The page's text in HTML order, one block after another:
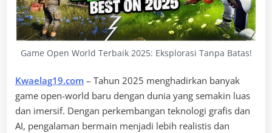
Game Open World Terbaik 2025: Eksplorasi Tanpa Batas!
Kwaelag19.com – Tahun 2025 menghadirkan banyak
game open-world baru dengan dunia yang semakin luas
dan imersif. Dengan perkembangan teknologi grafis dan
AI, pengalaman bermain menjadi lebih realistis dan